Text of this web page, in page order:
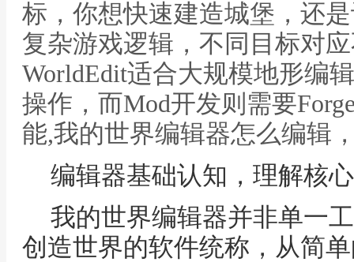
标，你想快速建造城堡，还
复杂游戏逻辑，不同目标对
WorldEdit适合大规模地形编
操作，而Mod开发则需要
能,我的世界编辑器怎么编辑
编辑器基础认知，理解核
我的世界编辑器并非单一
创造世界的软件统称，从简